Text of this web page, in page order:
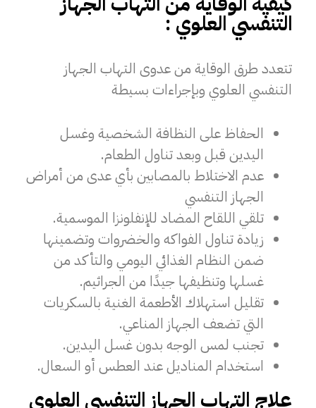
التنفسي العلوي :
تتعدد طرق الوقاية من عدوى التهاب الجهاز
التنفسي العلوي وبإجراءات بسيطة
الحفاظ على النظافة الشخصية وغسل
اليدين قبل وبعد تناول الطعام.
عدم الاختلاط بالمصابين بأي عدى من أمراض
الجهاز التنفسي
تلقي اللقاح المضاد للإنفلونزا الموسمية.
زيادة تناول الفواكه والخضروات وتضمينها
ضمن النظام الغذائي اليومي والتأكد من
غسلها وتنظيفها جيدًا من الجراثيم.
تقليل استهلاك الأطعمة الغنية بالسكريات
التي تضعف الجهاز المناعي.
تجنب لمس الوجه بدون غسل اليدين.
استخدام المناديل عند العطس أو السعال.
علاج التهاب الجهاز التنفسي العلوي